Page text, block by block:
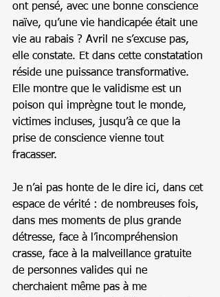
ont pensé, avec une bonne conscience
naïve, qu’une vie handicapée était une
vie au rabais ? Avril ne s’excuse pas,
elle constate. Et dans cette constatation
réside une puissance transformative.
Elle montre que le validisme est un
poison qui imprègne tout le monde,
victimes incluses, jusqu’à ce que la
prise de conscience vienne tout
fracasser.
Je n’ai pas honte de le dire ici, dans cet
espace de vérité : de nombreuses fois,
dans mes moments de plus grande
détresse, face à l’incompréhension
crasse, face à la malveillance gratuite
de personnes valides qui ne
cherchaient même pas à me